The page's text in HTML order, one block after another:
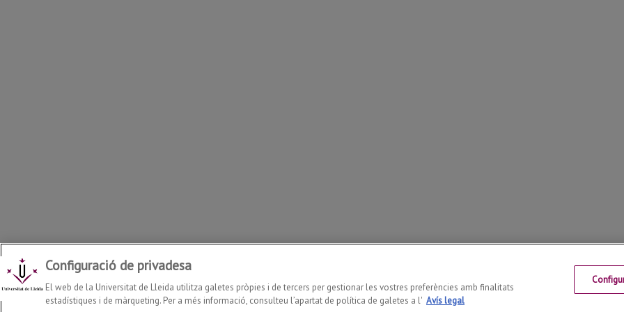
Departament d'Enginyeria Informàtica i Disseny Digital2026© | Telf: +34 973 70 27 55
Configuració de privadesa
El web de la Universitat de Lleida utilitza galetes pròpies i de tercers per gestionar les vostres preferències amb finalitats
estadístiques i de màrqueting. Per a més informació, consulteu l’apartat de política de galetes a l' Avís legal